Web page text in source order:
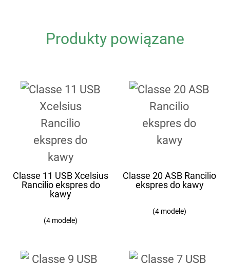
Produkty powiązane
Classe 11 USB Xcelsius
Rancilio ekspres do
kawy
(4 modele)
Classe 20 ASB Rancilio
ekspres do kawy
(4 modele)